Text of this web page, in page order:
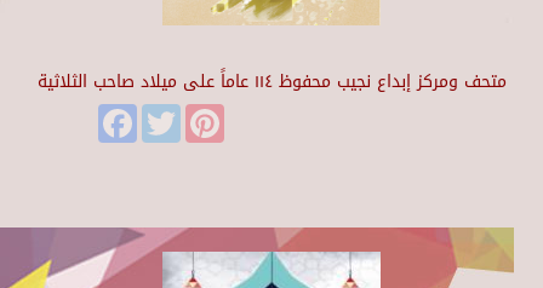
متحف ومركز إبداع نجيب محفوظ ١١٤ عاماً على ميلاد صاحب الثلاثية
FacebookTwitter